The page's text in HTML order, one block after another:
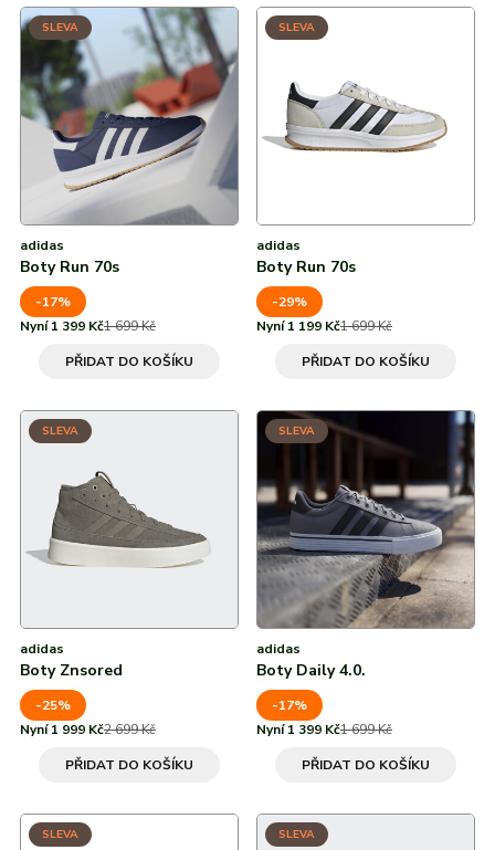
SLEVA
adidas
Boty Run 70s
-17%
Nyní 1 399 Kč1 699 Kč
PŘIDAT DO KOŠÍKU
SLEVA
adidas
Boty Run 70s
-29%
Nyní 1 199 Kč1 699 Kč
PŘIDAT DO KOŠÍKU
SLEVA
adidas
Boty Znsored
-25%
Nyní 1 999 Kč2 699 Kč
PŘIDAT DO KOŠÍKU
SLEVA
adidas
Boty Daily 4.0.
-17%
Nyní 1 399 Kč1 699 Kč
PŘIDAT DO KOŠÍKU
SLEVA SLEVA